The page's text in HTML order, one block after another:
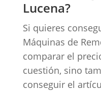
Lucena?
Si quieres
Máquinas de
comparar el
cuestión, sino
conseguir el